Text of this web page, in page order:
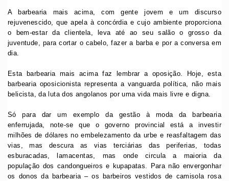
A barbearia mais acima, com gente jovem e um discurso
rejuvenescido, que apela à concórdia e cujo ambiente proporciona
o bem-estar da clientela, leva até ao seu salão o grosso da
juventude, para cortar o cabelo, fazer a barba e por a conversa em
dia.
Esta barbearia mais acima faz lembrar a oposição. Hoje, esta
barbearia oposicionista representa a vanguarda política, não mais
belicista, da luta dos angolanos por uma vida mais livre e digna.
Só para dar um exemplo da gestão à moda da barbearia
enferrujada, note-se que o governo provincial está a investir
milhões de dólares no embelezamento da urbe e reasfaltagem das
vias, mas descura as vias terciárias das periferias, todas
esburacadas, lamacentas, mas onde circula a maioria da
população dos candongueiros e kupapatas. Para não envergonhar
os donos da barbearia – os barbeiros vestidos de camisola rosa